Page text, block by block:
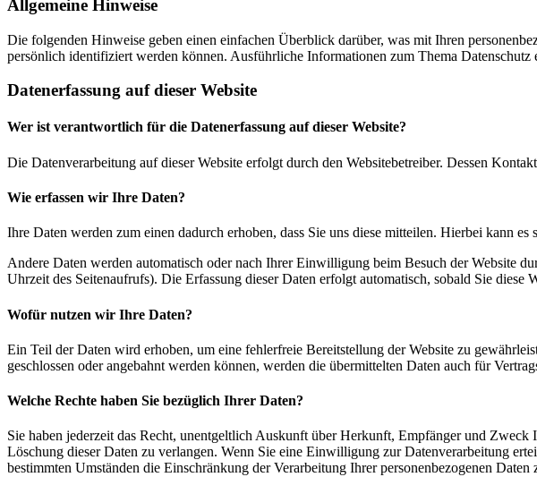
Allgemeine Hinweise
Die folgenden Hinweise geben einen einfachen Überblick darüber, was mit Ihren
persönlich identifiziert werden können. Ausführliche Informationen zum Thema
Datenerfassung auf dieser Website
Wer ist verantwortlich für die Datenerfassung auf dieser Website?
Die Datenverarbeitung auf dieser Website erfolgt durch den Websitebetreiber. Dessen
Wie erfassen wir Ihre Daten?
Ihre Daten werden zum einen dadurch erhoben, dass Sie uns diese mitteilen. Hierbei kann
Andere Daten werden automatisch oder nach Ihrer Einwilligung beim Besuch der Website
Uhrzeit des Seitenaufrufs). Die Erfassung dieser Daten erfolgt automatisch, sobald Sie diese
Wofür nutzen wir Ihre Daten?
Ein Teil der Daten wird erhoben, um eine fehlerfreie Bereitstellung der Website zu
geschlossen oder angebahnt werden können, werden die übermittelten Daten auch für
Welche Rechte haben Sie bezüglich Ihrer Daten?
Sie haben jederzeit das Recht, unentgeltlich Auskunft über Herkunft, Empfänger und
Löschung dieser Daten zu verlangen. Wenn Sie eine Einwilligung zur Datenverarbeitung
bestimmten Umständen die Einschränkung der Verarbeitung Ihrer personenbezogenen